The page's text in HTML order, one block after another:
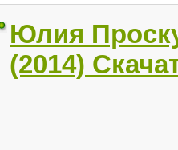
Юлия
(2014)